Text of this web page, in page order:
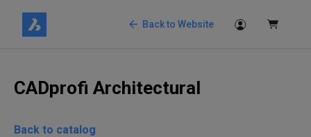
Back to Website
CADprofi Architectural
Back to catalog